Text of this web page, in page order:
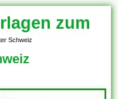
zum
Schweiz